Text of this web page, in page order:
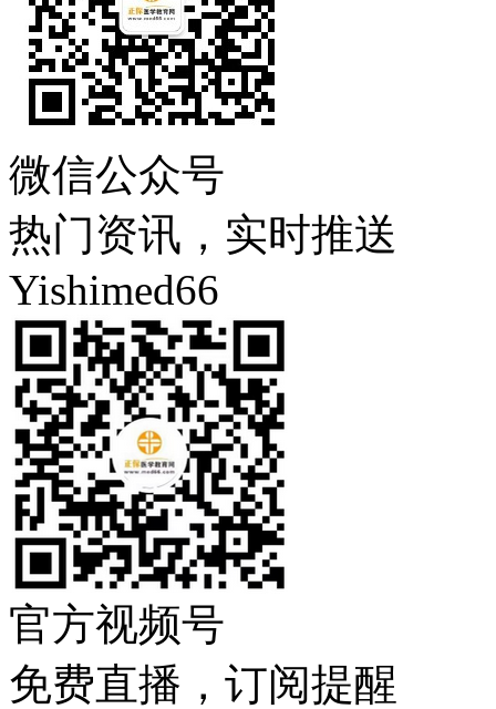
微信公众号
热门资讯，实时推送
Yishimed66
官方视频号
免费直播，订阅提醒